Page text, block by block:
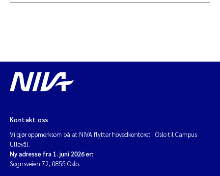
Kontakt oss
Vi gjør oppmerksom på at NIVA flytter hovedkontoret i Oslo til Campus
Ullevål.
Ny adresse fra 1. juni 2026 er:
Sognsveien 72, 0855 Oslo.